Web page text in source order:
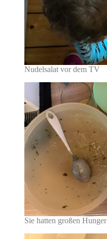
Nudelsalat vor dem TV
Sie hatten großen Hunger